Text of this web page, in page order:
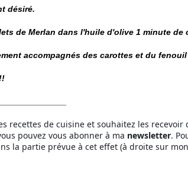
désiré.
de Merlan dans l'huile d'olive 1 minute de
accompagnés des carottes et du
recettes de cuisine et souhaitez les
pouvez vous abonner à ma newsletter.
la partie prévue à cet effet (à droite sur